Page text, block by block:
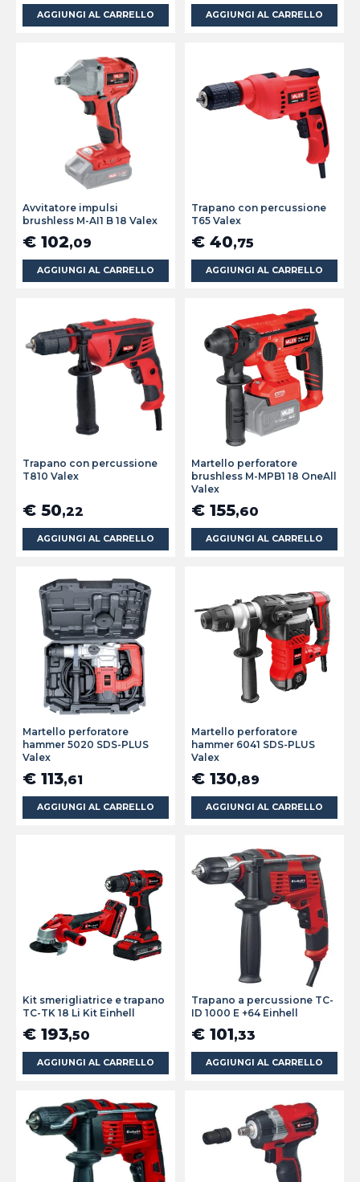
AGGIUNGI AL CARRELLO AGGIUNGI AL CARRELLO
Avvitatore impulsi
brushless M-AI1 B 18 Valex
€ 102,09
AGGIUNGI AL CARRELLO
Trapano con percussione
T65 Valex
€ 40,75
AGGIUNGI AL CARRELLO
Trapano con percussione
T810 Valex
€ 50,22
AGGIUNGI AL CARRELLO
Martello perforatore
brushless M-MPB1 18 OneAll
Valex
€ 155,60
AGGIUNGI AL CARRELLO
Martello perforatore
hammer 5020 SDS-PLUS
Valex
€ 113,61
AGGIUNGI AL CARRELLO
Martello perforatore
hammer 6041 SDS-PLUS
Valex
€ 130,89
AGGIUNGI AL CARRELLO
Kit smerigliatrice e trapano
TC-TK 18 Li Kit Einhell
€ 193,50
AGGIUNGI AL CARRELLO
Trapano a percussione TC-
ID 1000 E +64 Einhell
€ 101,33
AGGIUNGI AL CARRELLO